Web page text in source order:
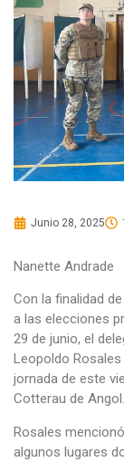
Junio 28, 2025
Nanette Andrade
Con la finalidad
a las elecciones
29 de junio, el
Leopoldo
jornada de este
Cotterau de Angol.
Rosales
algunos lugares